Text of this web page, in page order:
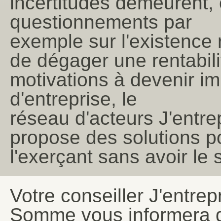
questionnements par
exemple sur l'existence
de dégager une
motivations à devenir
d'entreprise, le
réseau d'acteurs
propose des solutions
l'exerçant sans avoir le
Votre conseiller
Somme vous informera